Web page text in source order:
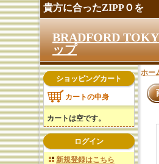
貴方に合ったZIPPＯを
BRADFORD
ップ
ショッピングカート
カートの中身
カートは空です。
ログイン
新規登録はこちら
ホー